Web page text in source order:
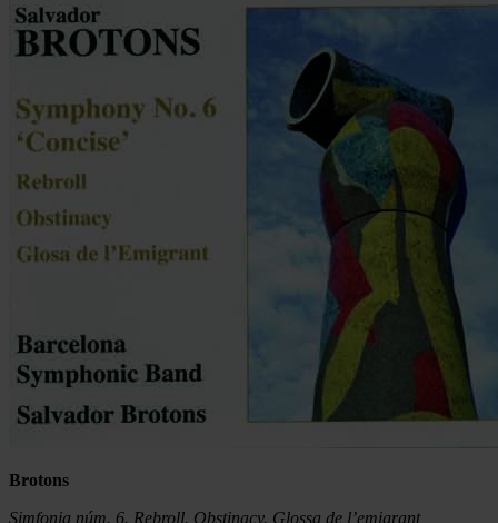
Brotons
Simfonia núm. 6. Rebroll. Obstinacy. Glossa de l’emigrant